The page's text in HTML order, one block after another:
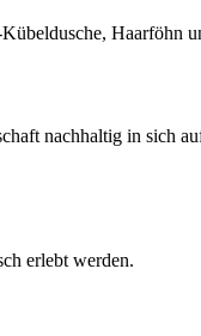
Haarföhn
nachhaltig in sich
erlebt werden.